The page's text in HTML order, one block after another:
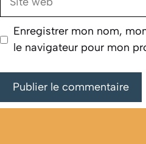
Enregistrer mon nom,
le navigateur pour mon